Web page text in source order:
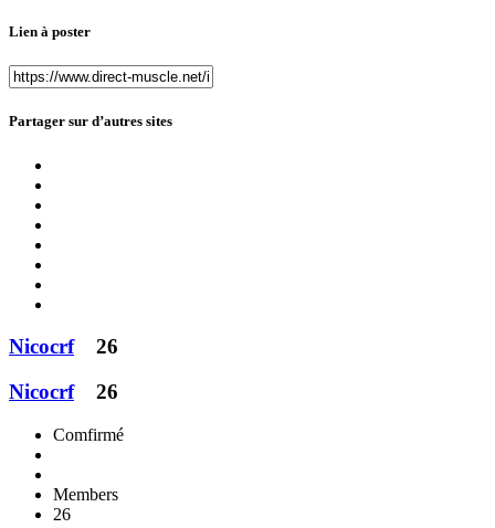
Lien à poster
Partager sur d’autres sites
Nicocrf
26
Nicocrf
26
Comfirmé
Members
26